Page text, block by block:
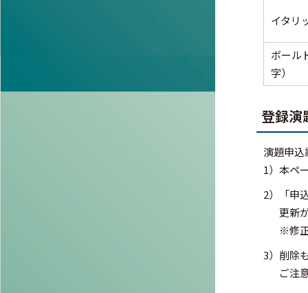
イタリ
ボール
字）
登録演
演題申
1） 本ペ
2）
「
更新
※修
3） 削除
ご注